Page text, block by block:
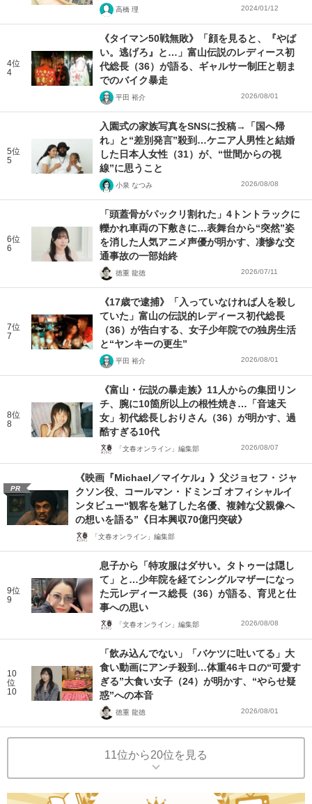
高橋 理 2024/01/12
4位
4
《タイマン50戦無敗》「顔を見ると、『やば
い。逃げろ』と…」富山伝説のレディース初
代総長（36）が語る、ギャルサー制圧と朝ま
でのバイク暴走
平田 裕介 2026/08/01
5位
5
入園式の家族写真をSNSに投稿→「国へ帰
れ」と“差別発言”殺到…ケニア人男性と結婚
した日本人女性（31）が、“世間からの視
線”に思うこと
小泉 なつみ 2026/08/08
6位
6
「頭蓋骨がパックリ割れた」4トントラックに
轢かれ車両の下敷きに…表舞台から“突然”姿
を消した人気アニメ声優が明かす、凄惨な交
通事故の一部始終
徳重 龍徳 2026/07/11
7位
7
《17歳で逮捕》「入っていなければ人を殺し
ていた」富山の伝説的レディース初代総長
（36）が告白する、女子少年院での独房生活
と“ヤンキーの更生”
平田 裕介 2026/08/01
8位
8
《富山・伝説の暴走族》11人からの集団リン
チ、腕に10箇所以上の根性焼き…「音速天
女」初代総長しおりさん（36）が明かす、過
酷すぎる10代
「文春オンライン」編集部 2026/08/07
PR
《映画『Michael／マイケル』》父ジョセフ・ジャ
クソン役、コールマン・ドミンゴ オフィシャルイ
ンタビュー“観客を魅了した名優、複雑な父親像へ
の想いを語る”《日本興収70億円突破》
「文春オンライン」編集部
9位
9
息子から「特攻服はダサい。タトゥーは隠し
て」と…少年院を経てシングルマザーになっ
た元レディース総長（36）が語る、育児と仕
事への思い
「文春オンライン」編集部 2026/08/08
10
位
10
「飲み込んでない」「バケツに吐いてる」大
食い動画にアンチ殺到…体重46キロの“可愛す
ぎる”大食い女子（24）が明かす、“やらせ疑
惑”への本音
徳重 龍徳 2026/08/01
11位から20位を見る